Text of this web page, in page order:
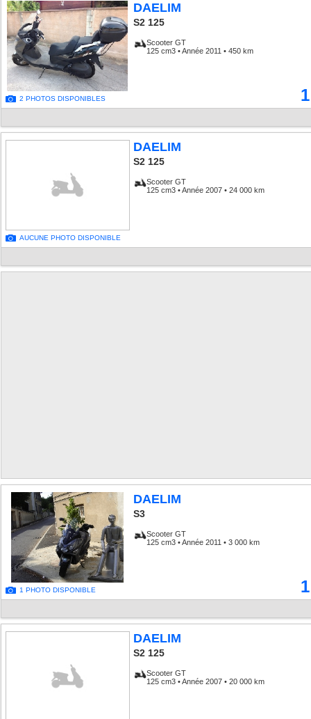
2 PHOTOS DISPONIBLES
DAELIM
S2 125
Scooter GT
125 cm3 • Année 2011 • 450 km
AUCUNE PHOTO DISPONIBLE
DAELIM
S2 125
Scooter GT
125 cm3 • Année 2007 • 24 000 km
1 PHOTO DISPONIBLE
DAELIM
S3
Scooter GT
125 cm3 • Année 2011 • 3 000 km
DAELIM
S2 125
Scooter GT
125 cm3 • Année 2007 • 20 000 km